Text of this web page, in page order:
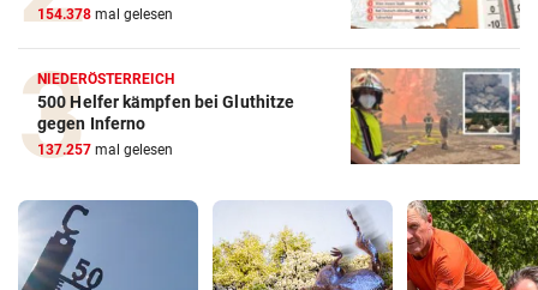
154.378 mal gelesen
NIEDERÖSTERREICH
500 Helfer kämpfen bei Gluthitze
gegen Inferno
137.257 mal gelesen